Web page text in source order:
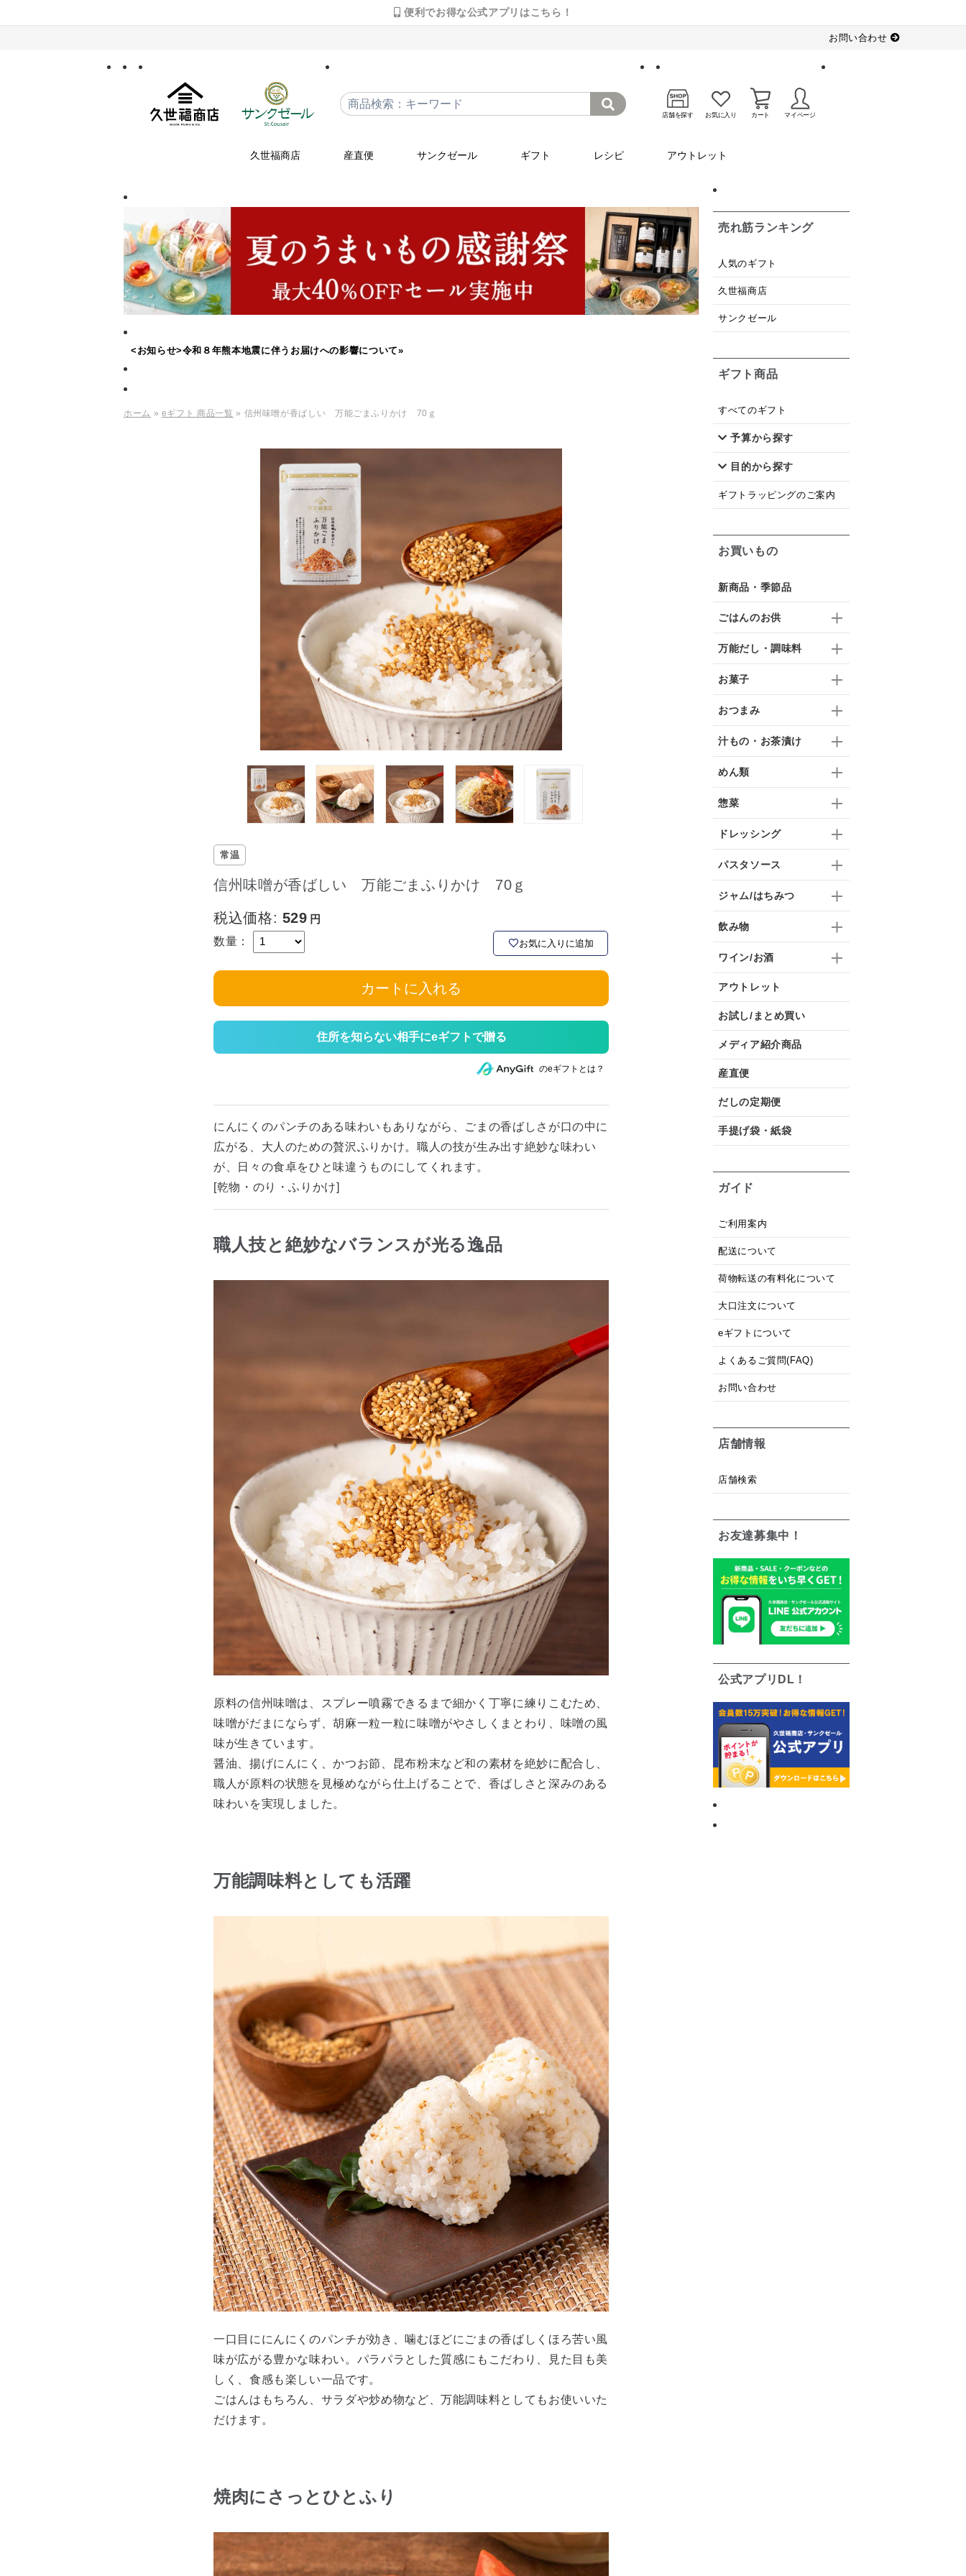
便利でお得な公式アプリはこちら！
お問い合わせ
店舗を探す お気に入り カート マイページ
久世福商店 産直便 サンクゼール ギフト レシピ アウトレット
<お知らせ>令和８年熊本地震に伴うお届けへの影響について»
ホーム » eギフト 商品一覧 » 信州味噌が香ばしい 万能ごまふりかけ 70ｇ
常温
信州味噌が香ばしい 万能ごまふりかけ 70ｇ
税込価格: 529
数量： お気に入りに追加
カートに入れる
住所を知らない相手にeギフトで贈る
のeギフトとは？
にんにくのパンチのある味わいもありながら、ごまの香ばしさが口の中に
広がる、大人のための贅沢ふりかけ。職人の技が生み出す絶妙な味わい
が、日々の食卓をひと味違うものにしてくれます。
[乾物・のり・ふりかけ]
職人技と絶妙なバランスが光る逸品
原料の信州味噌は、スプレー噴霧できるまで細かく丁寧に練りこむため、
味噌がだまにならず、胡麻一粒一粒に味噌がやさしくまとわり、味噌の風
味が生きています。
醤油、揚げにんにく、かつお節、昆布粉末など和の素材を絶妙に配合し、
職人が原料の状態を見極めながら仕上げることで、香ばしさと深みのある
味わいを実現しました。
万能調味料としても活躍
一口目ににんにくのパンチが効き、噛むほどにごまの香ばしくほろ苦い風
味が広がる豊かな味わい。パラパラとした質感にもこだわり、見た目も美
しく、食感も楽しい一品です。
ごはんはもちろん、サラダや炒め物など、万能調味料としてもお使いいた
だけます。
焼肉にさっとひとふり
売れ筋ランキング
人気のギフト
久世福商店
サンクゼール
ギフト商品
すべてのギフト
予算から探す
目的から探す
ギフトラッピングのご案内
お買いもの
新商品・季節品
ごはんのお供
万能だし・調味料
お菓子
おつまみ
汁もの・お茶漬け
めん類
惣菜
ドレッシング
パスタソース
ジャム/はちみつ
飲み物
ワイン/お酒
アウトレット
お試し/まとめ買い
メディア紹介商品
産直便
だしの定期便
手提げ袋・紙袋
ガイド
ご利用案内
配送について
荷物転送の有料化について
大口注文について
eギフトについて
よくあるご質問(FAQ)
お問い合わせ
店舗情報
店舗検索
お友達募集中！
公式アプリDL！